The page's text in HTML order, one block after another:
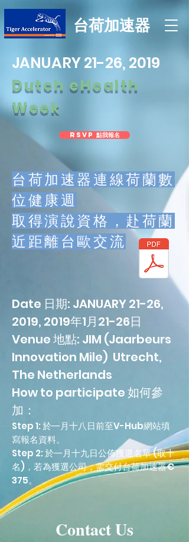
台荷加速器
JANUARY 21-26, 2019
Dutch eHealth
Week
RSVP 點我報名
台荷加速器連線荷蘭數
位健康週
取得演說資格，赴荷蘭
近距離台歐交流
Date 日期: JANUARY 21-26,
2019, 2019年1月21-26日
Venue 地點: JIM (Jaarbeurs
Innovation Mile) Utrecht,
The Netherlands
How to participate 如何參
加：
Step 1: 於㇐月十八日前至V-Hub網站填
寫報名資料。
Step 2: 於㇐月十九日公佈獲選名單 (取十
名)，若為獲選公司，需交付台荷加速器€
375。
Contact Us